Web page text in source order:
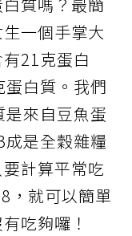
一個手掌大
21克蛋白
白質。我們
來自豆魚蛋
是全穀雜糧
計算平常吃
，就可以簡單
吃夠囉！